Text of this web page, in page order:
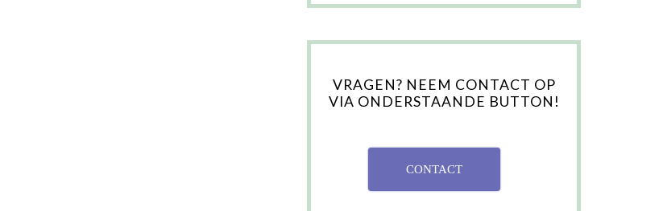
VRAGEN? NEEM CONTACT OP
VIA ONDERSTAANDE BUTTON!
CONTACT